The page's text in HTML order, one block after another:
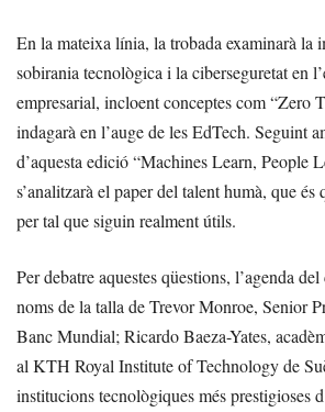
En la mateixa línia, la trobada examinarà la
sobirania tecnològica i la ciberseguretat en
empresarial, incloent conceptes com “Zero
indagarà en l’auge de les EdTech. Seguint
d’aquesta edició “Machines Learn, People
s’analitzarà el paper del talent humà, que
per tal que siguin realment útils.
Per debatre aquestes qüestions, l’agenda
noms de la talla de Trevor Monroe, Senior
Banc Mundial; Ricardo Baeza-Yates,
al KTH Royal Institute of Technology de
institucions tecnològiques més prestigioses